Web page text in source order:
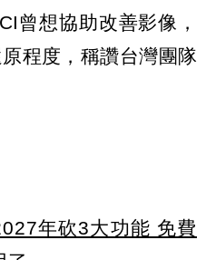
曾想協助改善影像，
程度，稱讚台灣團隊
年砍3大功能 免費